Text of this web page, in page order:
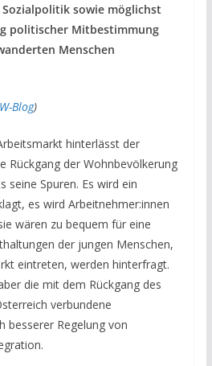
sowie möglichst
politischer Mitbestimmung
Menschen
Blog)
hinterlässt der
Rückgang der Wohnbevölkerung
seine Spuren. Es wird ein
es wird Arbeitnehmer:innen
wären zu bequem für eine
der jungen Menschen,
eintreten, werden hinterfragt.
die mit dem Rückgang des
verbundene
besserer Regelung von